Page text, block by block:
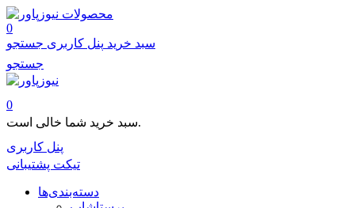
محصولات
0
سبد خرید پنل کاربری جستجو
جستجو
0
سبد خرید شما خالی است.
پنل کاربری
تیکت پشتیبانی
دسته‌بندی‌ها